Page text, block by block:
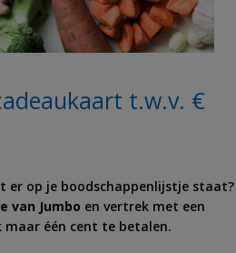
t.w.v. €
er op je boodschappenlijstje staat?
van Jumbo en vertrek met een
maar één cent te betalen.